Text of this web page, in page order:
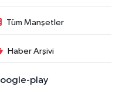
Tüm Manşetler
Haber Arşivi